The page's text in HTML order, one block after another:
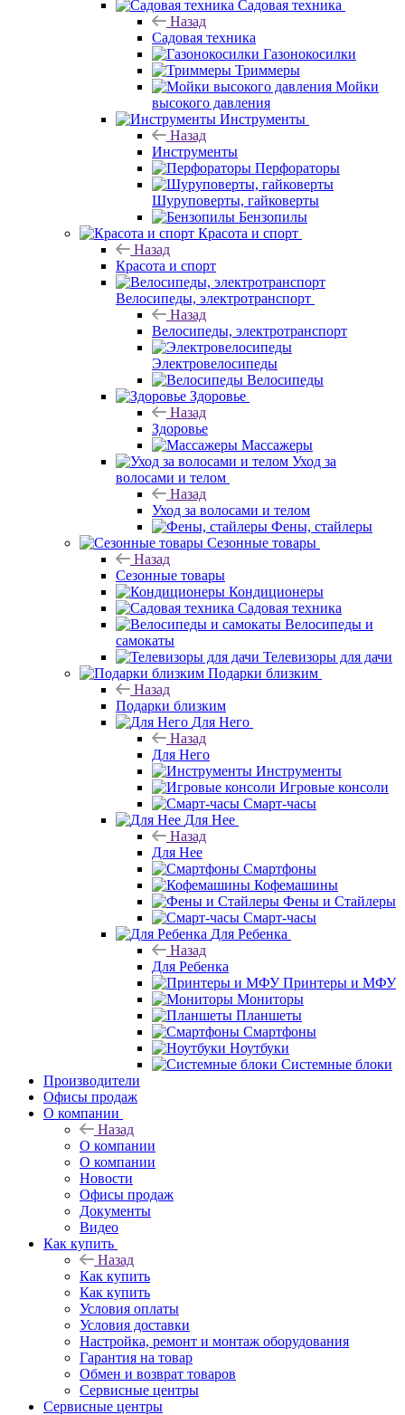
Садовая техника
Назад
Садовая техника
Газонокосилки
Триммеры
Мойки
высокого давления
Инструменты
Назад
Инструменты
Перфораторы
Шуруповерты, гайковерты
Бензопилы
Красота и спорт
Назад
Красота и спорт
Велосипеды, электротранспорт
Назад
Велосипеды, электротранспорт
Электровелосипеды
Велосипеды
Здоровье
Назад
Здоровье
Массажеры
Уход за
волосами и телом
Назад
Уход за волосами и телом
Фены, стайлеры
Сезонные товары
Назад
Сезонные товары
Кондиционеры
Садовая техника
Велосипеды и
самокаты
Телевизоры для дачи
Подарки близким
Назад
Подарки близким
Для Него
Назад
Для Него
Инструменты
Игровые консоли
Смарт-часы
Для Нее
Назад
Для Нее
Смартфоны
Кофемашины
Фены и Стайлеры
Смарт-часы
Для Ребенка
Назад
Для Ребенка
Принтеры и МФУ
Мониторы
Планшеты
Смартфоны
Ноутбуки
Системные блоки
Производители
Офисы продаж
О компании
Назад
О компании
О компании
Новости
Офисы продаж
Документы
Видео
Как купить
Назад
Как купить
Как купить
Условия оплаты
Условия доставки
Настройка, ремонт и монтаж оборудования
Гарантия на товар
Обмен и возврат товаров
Сервисные центры
Сервисные центры